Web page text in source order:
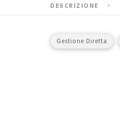
DESCRIZIONE
Gestione Diretta